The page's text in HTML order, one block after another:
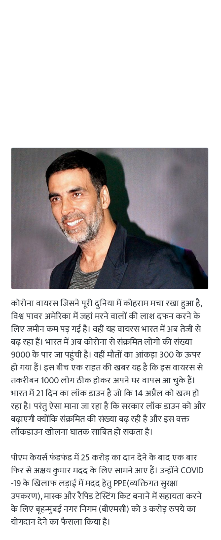
कोरोना वायरस जिसने पूरी दुनिया में कोहराम मचा रखा हुआ है,
विश्व पावर अमेरिका में जहां मरने वालों की लाश दफन करने के
लिए जमीन कम पड़ गई है। वहीं यह वायरस भारत में अब तेजी से
बढ़ रहा हैं। भारत में अब कोरोना से संक्रमित लोगों की संख्या
9000 के पार जा पहुंची है। वहीं मौतों का आंकड़ा 300 के ऊपर
हो गया हैं। इस बीच एक राहत की खबर यह है कि इस वायरस से
तकरीबन 1000 लोग ठीक होकर अपने घर वापस आ चुके हैं।
भारत में 21 दिन का लॉक डाउन है जो कि 14 अप्रैल को खत्म हो
रहा है। परंतु ऐसा माना जा रहा है कि सरकार लॉक डाउन को और
बढ़ाएगी क्योंकि संक्रमित की संख्या बढ़ रही है और इस वक्त
लॉकडाउन खोलना घातक साबित हो सकता है।
पीएम केयर्स फंडफंड में 25 करोड़ का दान देने के बाद एक बार
फिर से अक्षय कुमार मदद के लिए सामने आए हैं। उन्होंने COVID
-19 के खिलाफ लड़ाई में मदद हेतु PPE(व्यक्तिगत सुरक्षा
उपकरण), मास्क और रैपिड टेस्टिंग किट बनाने में सहायता करने
के लिए बृहन्मुंबई नगर निगम (बीएमसी) को 3 करोड़ रुपये का
योगदान देने का फैसला किया है।